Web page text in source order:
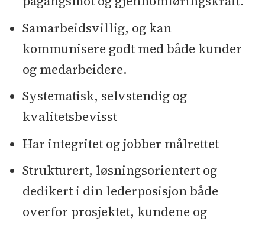
Samarbeidsvillig, og kan
kommunisere godt med både kunder
og medarbeidere.
Systematisk, selvstendig og
kvalitetsbevisst
Har integritet og jobber målrettet
Strukturert, løsningsorientert og
dedikert i din lederposisjon både
overfor prosjektet, kundene og